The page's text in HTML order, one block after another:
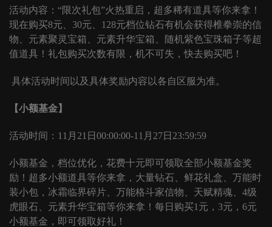
活动内容： “限次礼包”火热重启，超多稀有道具等你来拿！
现在购买8元、30元、128元档位钻石有机会获得椎拳崇的信
物、元素聚灵宝箱、元素升华宝箱、随机紫色宝珠箱子等超
值道具！礼包购买次数有限，机不可失，快去购买吧！
具体活动时间以及具体奖励内容以各自区服为准。
【小额基金】
活动时间： 11月21日00:00:00-11月27日23:59:59
小额基金，档位优化，花费十元即可领取全部小额基金奖
励！超多小额道具等你来拿，大量钻石、鲜花礼盒、万能时
装小包，冰霜临界碎片、万能格斗家信物、天赋精魂、 4级
虎眼石、元素升华宝箱等你来拿！每日购买1元，3元，6元
小额基金，即可领取好礼！